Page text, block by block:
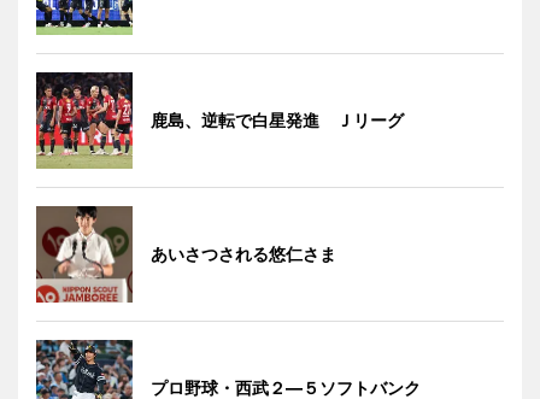
鹿島、逆転で白星発進 Ｊリーグ
あいさつされる悠仁さま
プロ野球・西武２―５ソフトバンク